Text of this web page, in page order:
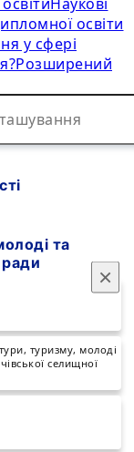
освіти
у сфері
Розширений
×
та
ради
туризму, молоді
селищної